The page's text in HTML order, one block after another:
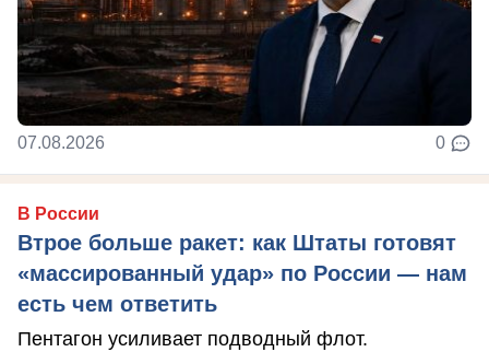
07.08.2026 0
В России
Втрое больше ракет: как Штаты готовят
«массированный удар» по России — нам
есть чем ответить
Пентагон усиливает подводный флот.